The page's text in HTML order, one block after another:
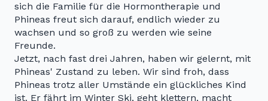
sich die Familie für die Hormontherapie und
Phineas freut sich darauf, endlich wieder zu
wachsen und so groß zu werden wie seine
Freunde.
Jetzt, nach fast drei Jahren, haben wir gelernt, mit
Phineas' Zustand zu leben. Wir sind froh, dass
Phineas trotz aller Umstände ein glückliches Kind
ist. Er fährt im Winter Ski, geht klettern, macht